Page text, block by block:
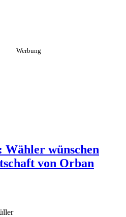
wünschen
von Orban